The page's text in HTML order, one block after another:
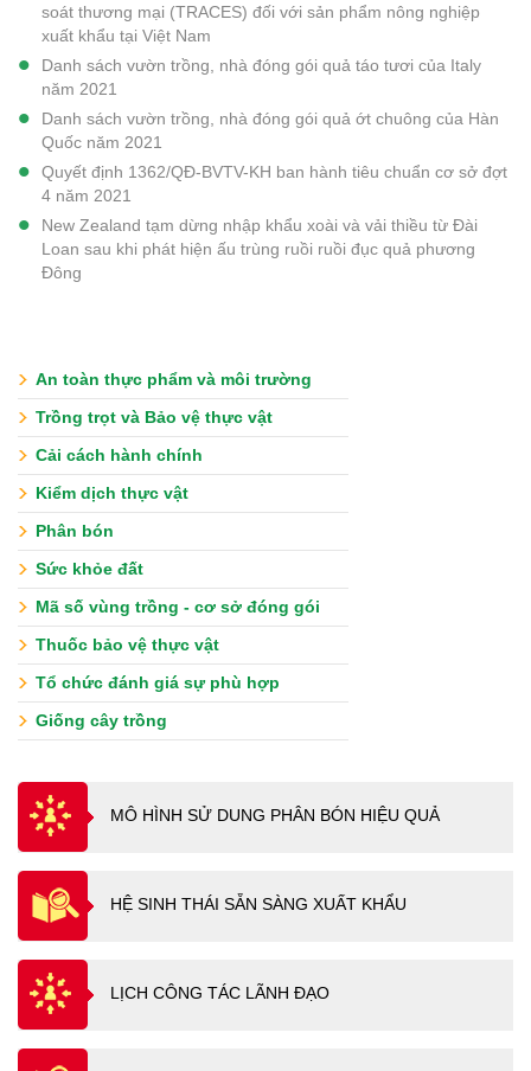
soát thương mại (TRACES) đối với sản phẩm nông nghiệp
xuất khẩu tại Việt Nam
Danh sách vườn trồng, nhà đóng gói quả táo tươi của Italy
năm 2021
Danh sách vườn trồng, nhà đóng gói quả ớt chuông của Hàn
Quốc năm 2021
Quyết định 1362/QĐ-BVTV-KH ban hành tiêu chuẩn cơ sở đợt
4 năm 2021
New Zealand tạm dừng nhập khẩu xoài và vải thiều từ Đài
Loan sau khi phát hiện ấu trùng ruồi ruồi đục quả phương
Đông
An toàn thực phẩm và môi trường
Trồng trọt và Bảo vệ thực vật
Cải cách hành chính
Kiểm dịch thực vật
Phân bón
Sức khỏe đất
Mã số vùng trồng - cơ sở đóng gói
Thuốc bảo vệ thực vật
Tổ chức đánh giá sự phù hợp
Giống cây trồng
MÔ HÌNH SỬ DUNG PHÂN BÓN HIỆU QUẢ
HỆ SINH THÁI SẴN SÀNG XUẤT KHẨU
LỊCH CÔNG TÁC LÃNH ĐẠO